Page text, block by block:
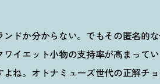
ドか分からない。でもその匿名的
ワイエット小物の支持率が高まって
よね。オトナミューズ世代の正解チ